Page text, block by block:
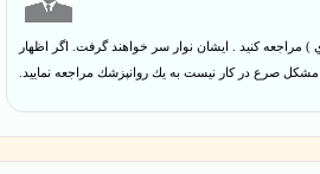
كنيد . ايشان نوار سر خواهند گرفت. اگر اظهار
مشكل صرع در كار نيست به يك روانپزشك مراجعه نماييد.